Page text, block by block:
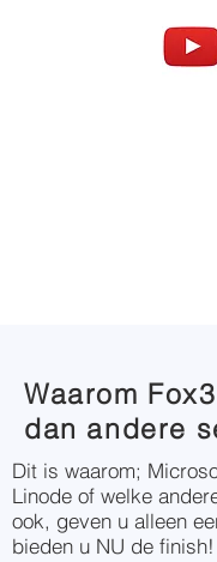
Waarom
dan andere
Dit is waarom;
Linode of welke
ook, geven u alleen
bieden u NU de finish!